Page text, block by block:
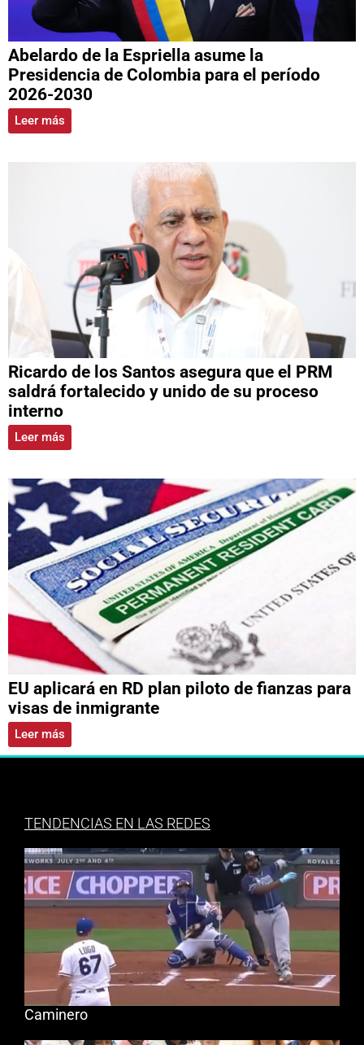
Abelardo de la Espriella asume la
Presidencia de Colombia para el período
2026-2030
Leer más
Ricardo de los Santos asegura que el PRM
saldrá fortalecido y unido de su proceso
interno
Leer más
EU aplicará en RD plan piloto de fianzas para
visas de inmigrante
Leer más
TENDENCIAS EN LAS REDES
Caminero